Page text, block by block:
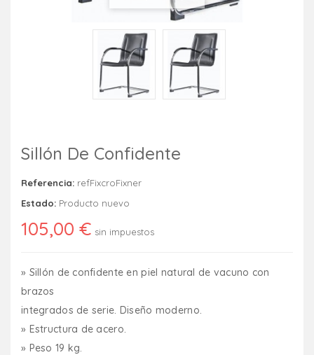
Sillón De Confidente
Referencia: refFixcroFixner
Estado: Producto nuevo
105,00 € sin impuestos
» Sillón de confidente en piel natural de vacuno con
brazos
integrados de serie. Diseño moderno.
» Estructura de acero.
» Peso 19 kg.